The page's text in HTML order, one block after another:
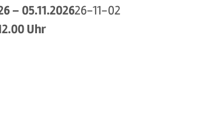
– 05.11.2026
Uhr
26-11-02